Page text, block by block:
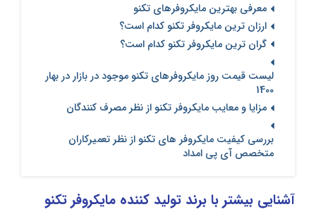
معرفی بهترین مایکروفرهای تکنو
ارزان ترین مایکروفر تکنو کدام است؟
گران ترین مایکروفر تکنو کدام است؟
لیست قیمت روز مایکروفرهای تکنو موجود در بازار در بهار
1400
مزایا و معایب مایکروفر تکنو از نظر مصرف کنندگان
بررسی کیفیت مایکروفر های تکنو از نظر تعمیرکاران
متخصص آی پی امداد
آشنایی بیشتر با برند تولید کننده مایکروفر تکنو